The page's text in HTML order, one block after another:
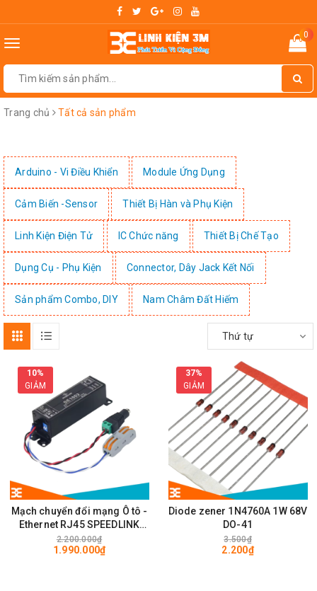
Toggle
0
Trang chủ Tất cả sản phẩm
Arduino - Vi Điều Khiển Module Ứng Dụng
Cảm Biến -Sensor Thiết Bị Hàn và Phụ Kiện
Linh Kiện Điện Tử IC Chức năng Thiết Bị Chế Tạo
Dụng Cụ - Phụ Kiện Connector, Dây Jack Kết Nối
Sản phẩm Combo, DIY Nam Châm Đất Hiếm
Thứ tự
10%
GIẢM
Mạch chuyển đổi mạng Ô tô -
Ethernet RJ45 SPEEDLINK
SE1002 100Mps
2.200.000₫
1.990.000₫
37%
GIẢM
Diode zener 1N4760A 1W 68V
DO-41
3.500₫
2.200₫